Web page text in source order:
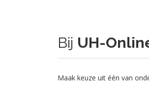
Bij UH-
Maak keuze uit één van